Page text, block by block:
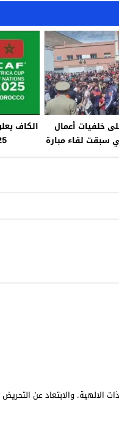
خلفيات أعمال
سبقت لقاء مبارة
الكاف
الالهية. والابتعاد عن